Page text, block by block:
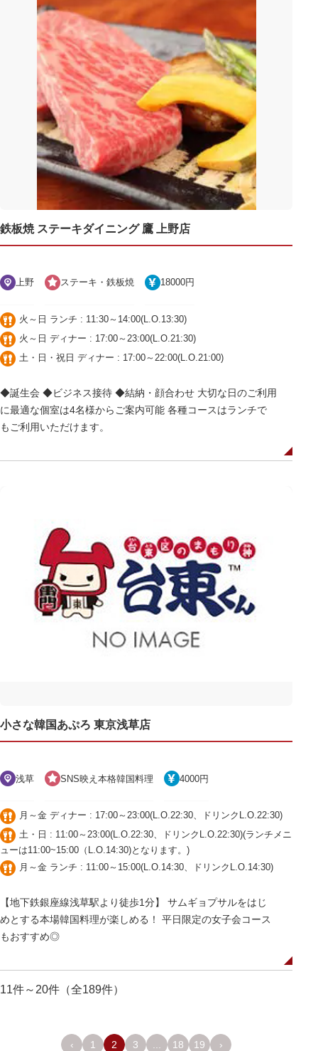
鉄板焼 ステーキダイニング 鷹 上野店
上野 ステーキ・鉄板焼 18000円
火～日 ランチ : 11:30～14:00(L.O.13:30)
火～日 ディナー : 17:00～23:00(L.O.21:30)
土・日・祝日 ディナー : 17:00～22:00(L.O.21:00)
◆誕生会 ◆ビジネス接待 ◆結納・顔合わせ 大切な日のご利用
に最適な個室は4名様からご案内可能 各種コースはランチで
もご利用いただけます。
小さな韓国あぷろ 東京浅草店
浅草 SNS映え本格韓国料理 4000円
月～金 ディナー : 17:00～23:00(L.O.22:30、ドリンクL.O.22:30)
土・日 : 11:00～23:00(L.O.22:30、ドリンクL.O.22:30)(ランチメニ
ューは11:00~15:00（L.O.14:30)となります。)
月～金 ランチ : 11:00～15:00(L.O.14:30、ドリンクL.O.14:30)
【地下鉄銀座線浅草駅より徒歩1分】 サムギョプサルをはじ
めとする本場韓国料理が楽しめる！ 平日限定の女子会コース
もおすすめ◎
11件～20件（全189件）
‹ 1 2 3 18 19 ›